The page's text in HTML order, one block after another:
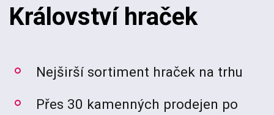
Království hraček
Nejširší sortiment hraček na trhu
Přes 30 kamenných prodejen po